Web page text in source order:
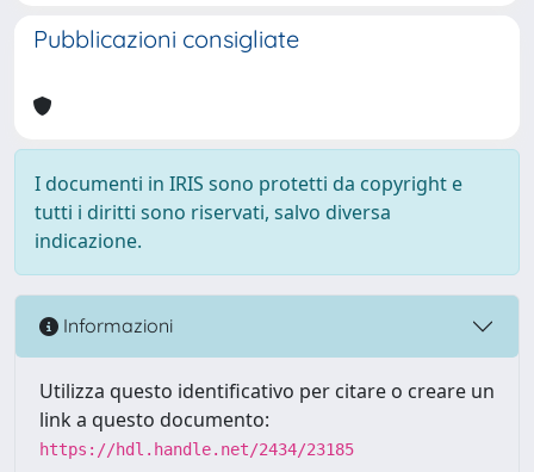
Pubblicazioni consigliate
I documenti in IRIS sono protetti da copyright e
tutti i diritti sono riservati, salvo diversa
indicazione.
Informazioni
Utilizza questo identificativo per citare o creare un
link a questo documento:
https://hdl.handle.net/2434/23185